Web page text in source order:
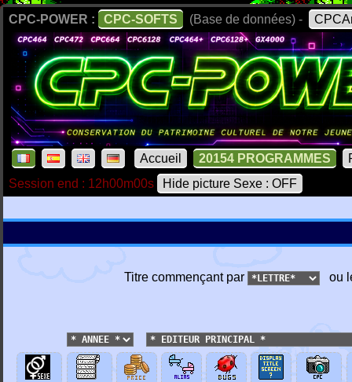
CPC-POWER : CPC-SOFTS (Base de données) -
Accueil 20154 PROGRAMMES
Session end : 12h00m00s
Hide picture Sexe : OFF
Titre commençant par ou